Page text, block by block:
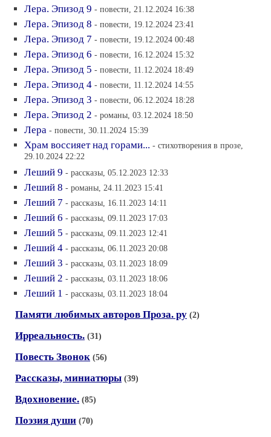
Лера. Эпизод 9 - повести, 21.12.2024 16:38
Лера. Эпизод 8 - повести, 19.12.2024 23:41
Лера. Эпизод 7 - повести, 19.12.2024 00:48
Лера. Эпизод 6 - повести, 16.12.2024 15:32
Лера. Эпизод 5 - повести, 11.12.2024 18:49
Лера. Эпизод 4 - повести, 11.12.2024 14:55
Лера. Эпизод 3 - повести, 06.12.2024 18:28
Лера. Эпизод 2 - романы, 03.12.2024 18:50
Лера - повести, 30.11.2024 15:39
Храм воссияет над горами... - стихотворения в прозе,
29.10.2024 22:22
Леший 9 - рассказы, 05.12.2023 12:33
Леший 8 - романы, 24.11.2023 15:41
Леший 7 - рассказы, 16.11.2023 14:11
Леший 6 - рассказы, 09.11.2023 17:03
Леший 5 - рассказы, 09.11.2023 12:41
Леший 4 - рассказы, 06.11.2023 20:08
Леший 3 - рассказы, 03.11.2023 18:09
Леший 2 - рассказы, 03.11.2023 18:06
Леший 1 - рассказы, 03.11.2023 18:04
Памяти любимых авторов Проза. ру (2)
Ирреальность. (31)
Повесть Звонок (56)
Рассказы, миниатюры (39)
Вдохновение. (85)
Поэзия души (70)